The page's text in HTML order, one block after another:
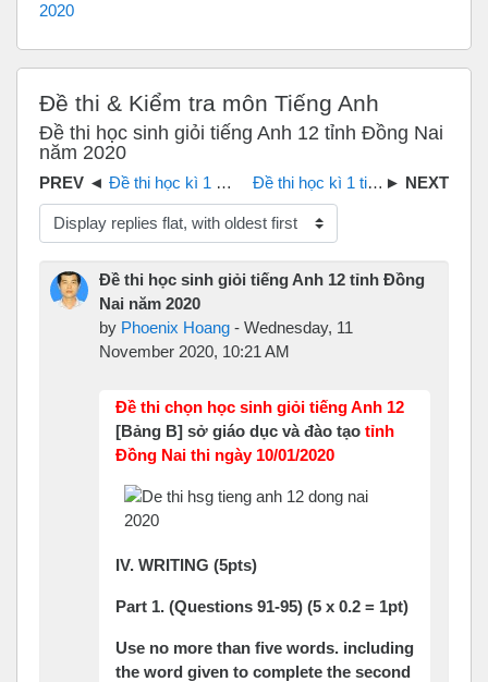
2020
Đề thi & Kiểm tra môn Tiếng Anh
Đề thi học sinh giỏi tiếng Anh 12 tỉnh Đồng Nai
năm 2020
Đề thi học kì 1 tiếng Anh 12 tỉnh Đồng Nai năm học 2019 - 2020 Đề thi học kì 1 tiếng Anh 12 tỉnh Đồng Nai năm học 2017 - 2018
Display mode
Đề thi học sinh giỏi tiếng Anh 12 tỉnh Đồng
Nai năm 2020
by Phoenix Hoang - Wednesday, 11
November 2020, 10:21 AM
Đề thi chọn học sinh giỏi tiếng Anh 12
[Bảng B] sở giáo dục và đào tạo tỉnh
Đồng Nai thi ngày 10/01/2020
IV. WRITING (5pts)
Part 1. (Questions 91-95) (5 x 0.2 = 1pt)
Use no more than five words. including
the word given to complete the second